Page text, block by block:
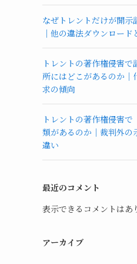
なぜトレントだけが開示
｜他の違法ダウンロード
トレントの著作権侵害
所にはどこがあるのか｜
求の傾向
トレントの著作権侵害
類があるのか｜裁判外の
違い
最近のコメント
表示できるコメントはあ
アーカイブ